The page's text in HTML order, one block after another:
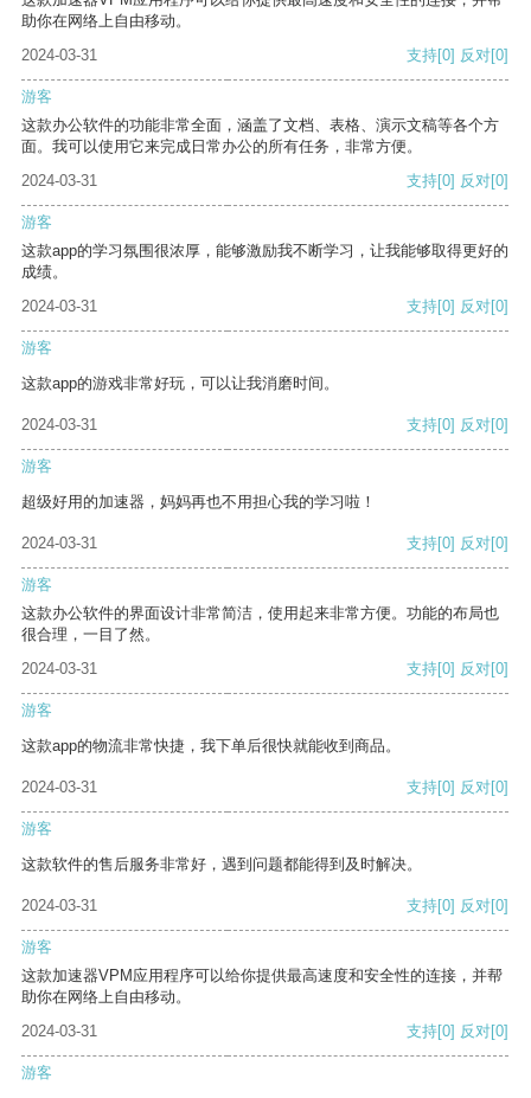
助你在网络上自由移动。
2024-03-31
支持[0] 反对[0]
游客
这款办公软件的功能非常全面，涵盖了文档、表格、演示文稿等各个方
面。我可以使用它来完成日常办公的所有任务，非常方便。
2024-03-31
支持[0] 反对[0]
游客
这款app的学习氛围很浓厚，能够激励我不断学习，让我能够取得更好的
成绩。
2024-03-31
支持[0] 反对[0]
游客
这款app的游戏非常好玩，可以让我消磨时间。
2024-03-31 支持[0] 反对[0]
游客
超级好用的加速器，妈妈再也不用担心我的学习啦！
2024-03-31 支持[0] 反对[0]
游客
这款办公软件的界面设计非常简洁，使用起来非常方便。功能的布局也
很合理，一目了然。
2024-03-31
支持[0] 反对[0]
游客
这款app的物流非常快捷，我下单后很快就能收到商品。
2024-03-31 支持[0] 反对[0]
游客
这款软件的售后服务非常好，遇到问题都能得到及时解决。
2024-03-31 支持[0] 反对[0]
游客
这款加速器VPM应用程序可以给你提供最高速度和安全性的连接，并帮
助你在网络上自由移动。
2024-03-31
支持[0] 反对[0]
游客